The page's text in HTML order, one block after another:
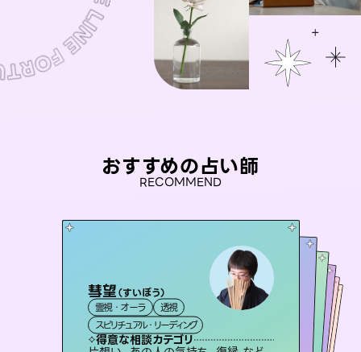
おすすめの占い師
RECOMMEND
彗望（すいぼう）
霊視・オーラ
透視
スピリチュアル・リーディング
得意な相談カテゴリ
未来視師＊花
霊視・オーラ 心理学
スピリチュアル・リーディング
得意な相談カテゴリ
セラピスト理恵
霊視・オーラ
スピリチュアル・リーディング
得意な相談カテゴリ
アイリス -iris-
西洋占星術
ルーン
得意な相談カテゴリ
桃源珠羽
霊視・オーラ
スピリチュアル・リーディング
おう 霊感オラクル
霊視・オーラ
オラクルカード